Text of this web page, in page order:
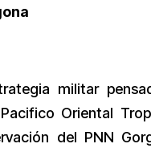
militar
Oriental
del PNN